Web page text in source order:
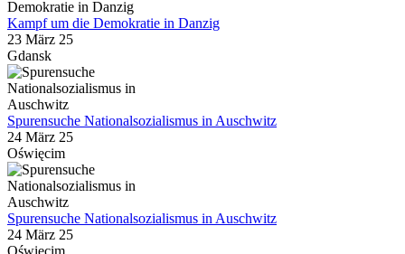
Kampf um die Demokratie in Danzig
23 März 25
Gdansk
Spurensuche Nationalsozialismus in Auschwitz
24 März 25
Oświęcim
Spurensuche Nationalsozialismus in Auschwitz
24 März 25
Oświęcim